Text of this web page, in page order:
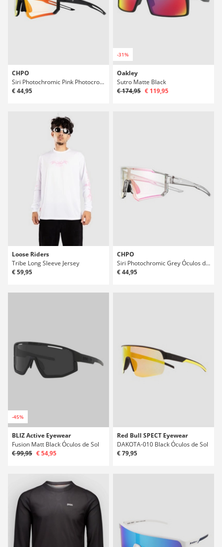
CHPO
Siri Photochromic Pink Photocromic Óculos de Sol
€ 44,95
-31%
Oakley
Sutro Matte Black
€ 174,95 € 119,95
Loose Riders
Tribe Long Sleeve Jersey
€ 59,95
CHPO
Siri Photochromic Grey Óculos de Sol
€ 44,95
-45%
BLIZ Active Eyewear
Fusion Matt Black Óculos de Sol
€ 99,95 € 54,95
Red Bull SPECT Eyewear
DAKOTA-010 Black Óculos de Sol
€ 79,95